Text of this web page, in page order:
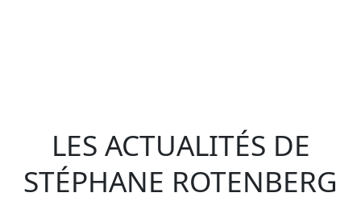
LES ACTUALITÉS DE
STÉPHANE ROTENBERG